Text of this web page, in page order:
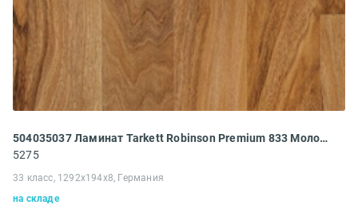
504035037 Ламинат Tarkett Robinson Premium 833 Молодой орех
5275
33 класс, 1292x194x8, Германия
на складе